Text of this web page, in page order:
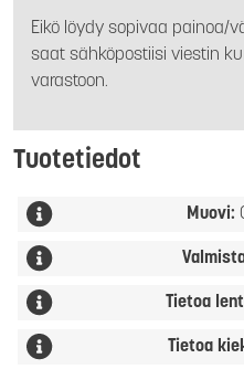
Eikö löydy sopivaa painoa/
saat sähköpostiisi viestin
varastoon.
Tuotetiedot
Muovi:
Tietoa
Tietoa